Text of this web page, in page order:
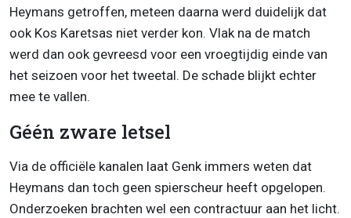
Heymans getroffen, meteen daarna werd duidelijk dat
ook Kos Karetsas niet verder kon. Vlak na de match
werd dan ook gevreesd voor een vroegtijdig einde van
het seizoen voor het tweetal. De schade blijkt echter
mee te vallen.
Géén zware letsel
Via de officiële kanalen laat Genk immers weten dat
Heymans dan toch geen spierscheur heeft opgelopen.
Onderzoeken brachten wel een contractuur aan het licht.